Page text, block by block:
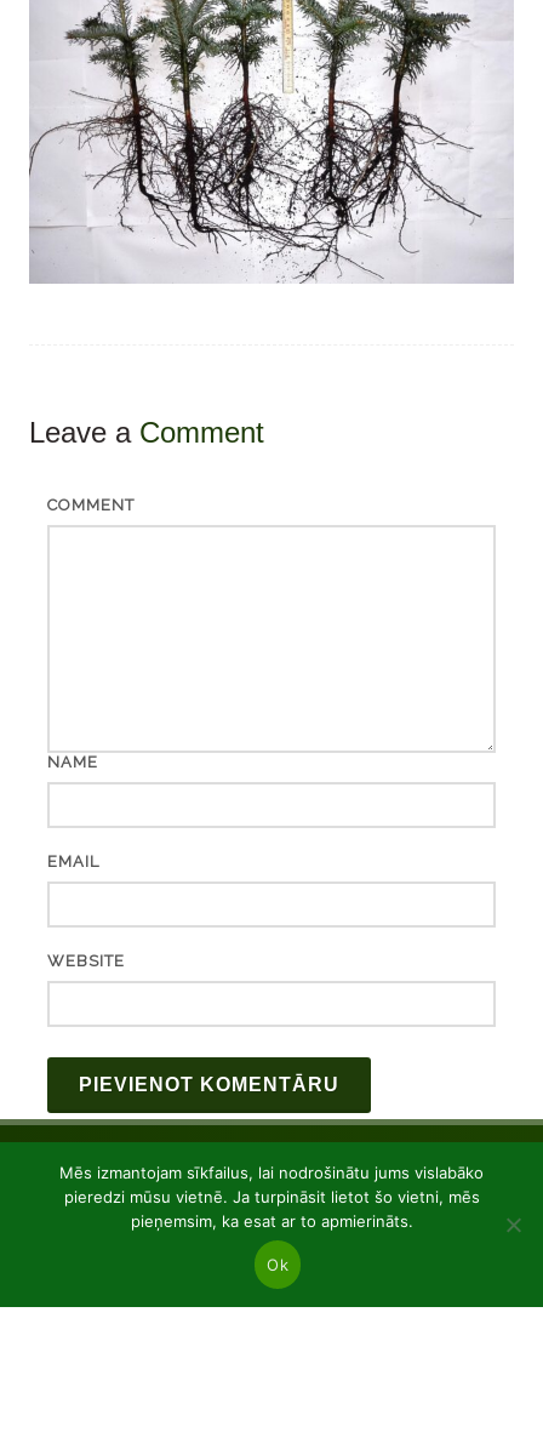
Leave a Comment
COMMENT
NAME
EMAIL
WEBSITE
Mēs izmantojam sīkfailus, lai nodrošinātu jums vislabāko
pieredzi mūsu vietnē. Ja turpināsit lietot šo vietni, mēs
pieņemsim, ka esat ar to apmierināts.
Ok